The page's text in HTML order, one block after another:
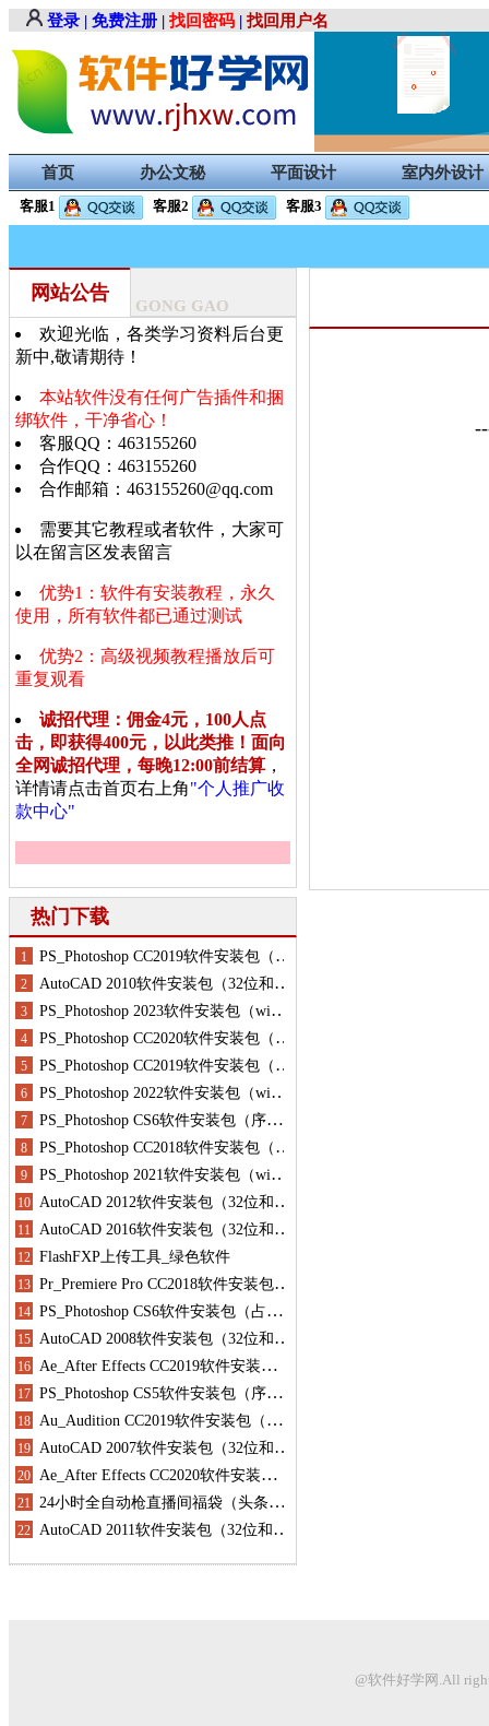
登录 | 免费注册 | 找回密码 | 找回用户名
首页 办公文秘 平面设计 室内外设计
客服1 客服2 客服3
网站公告
GONG GAO
欢迎光临，各类学习资料后台更
新中,敬请期待！
本站软件没有任何广告插件和捆
绑软件，干净省心！
客服QQ：463155260
合作QQ：463155260
合作邮箱：463155260@qq.com
需要其它教程或者软件，大家可
以在留言区发表留言
优势1：软件有安装教程，永久
使用，所有软件都已通过测试
优势2：高级视频教程播放后可
重复观看
诚招代理：佣金4元，100人点
击，即获得400元，以此类推！面向
全网诚招代理，每晚12:00前结算 ，
详情请点击首页右上角"个人推广收
款中心"
热门下载
@软件好学网.All